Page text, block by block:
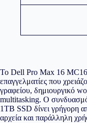
Το Dell Pro Max 16
επαγγελματίες που
γραφείου, δημιουργικό
multitasking. Ο
1TB SSD δίνει γρήγορη
αρχεία και παράλληλη